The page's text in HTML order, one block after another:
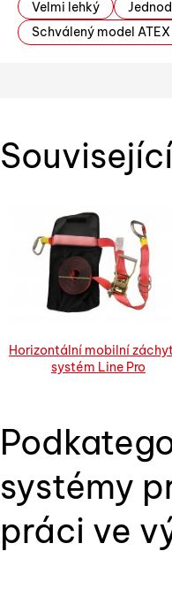
Velmi lehký
Schválený model ATEX
Horizontální mobilní
systém Line Pro
systémy
práci ve